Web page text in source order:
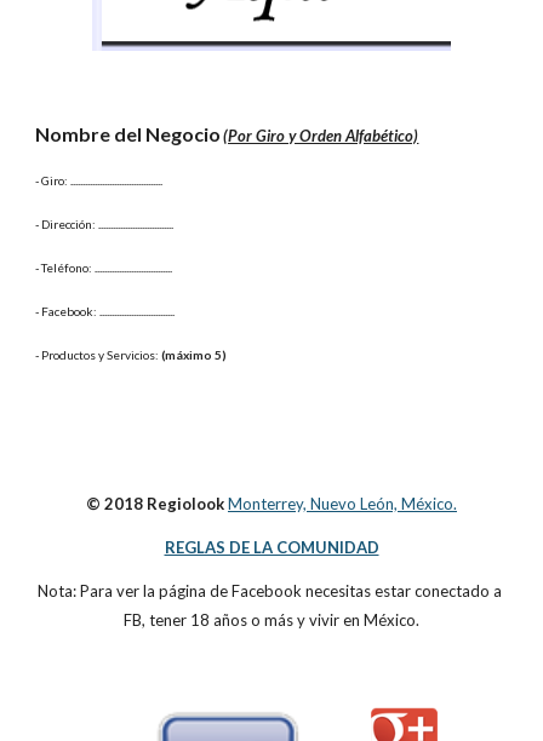
Nombre del Negocio (Por Giro y Orden Alfabético)
- Giro:
- Dirección:
- Teléfono:
- Facebook:
- Productos y Servicios: (máximo 5)
© 2018 RegiolookMonterrey, Nuevo León, México.
REGLAS DE LA COMUNIDAD
Nota: Para ver la página de Facebook necesitas estar conectado a
FB, tener 18 años o más y vivir en México.